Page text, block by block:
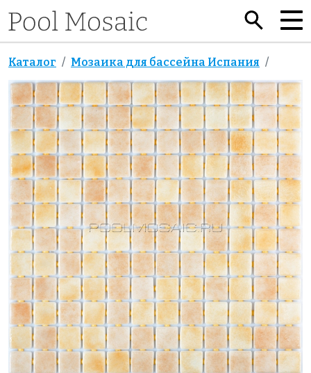
Каталог Мозаика для бассейна Испания